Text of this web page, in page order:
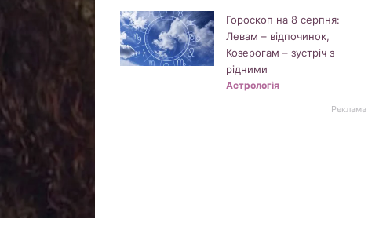
Гороскоп на 8 серпня:
Левам – відпочинок,
Козерогам – зустріч з
рідними
Астрологія
Реклама